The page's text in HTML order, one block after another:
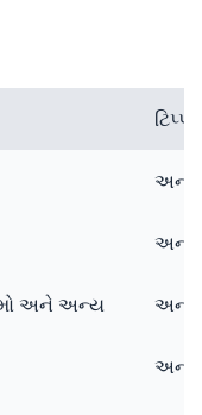
અન્ય
અન્ય
અને અન્ય અન્ય
અન્ય